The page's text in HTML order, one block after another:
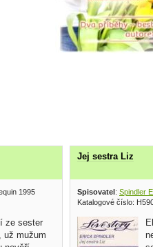
1995
ze sester
už mužum
Jej sestra Liz
Spisovatel: Spindler
Katalogové číslo: